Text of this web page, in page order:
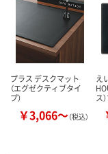
プラス デスクマット
（エグゼクティブタイ
プ）
￥3,066～（税込）
え
ス